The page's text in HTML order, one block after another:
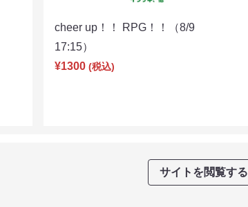
cheer up！！ RPG！！（8/9
17:15）
¥1300 (税込)
サイトを閲覧する